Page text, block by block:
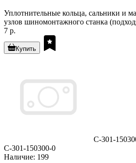
Уплотнительные кольца, сальники и
узлов шиномонтажного станка
7 р.
Купить
C-301-
C-301-150300-0
Наличие: 199